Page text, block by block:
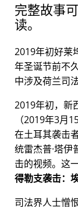
完整故事
读。
2019年初好莱
年圣诞节前不
中涉及荷兰司
2019年初，新
（2019年3月
在土耳其袭击
统雷杰普·塔伊
击的视频。这
得勒支袭击：
司法界人士憎